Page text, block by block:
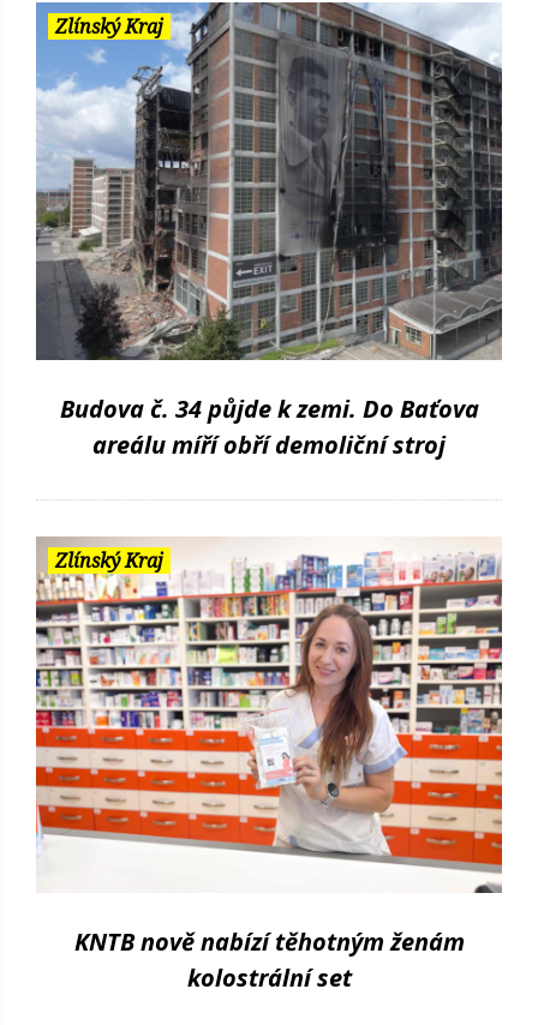
Zlínský Kraj
Budova č. 34 půjde k zemi. Do Baťova
areálu míří obří demoliční stroj
Zlínský Kraj
KNTB nově nabízí těhotným ženám
kolostrální set